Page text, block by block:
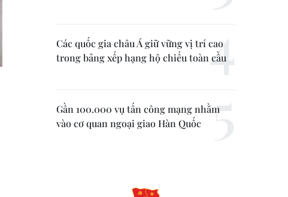
Các quốc gia châu Á giữ vững vị trí cao
trong bảng xếp hạng hộ chiếu toàn cầu
Gần 100.000 vụ tấn công mạng nhằm
vào cơ quan ngoại giao Hàn Quốc